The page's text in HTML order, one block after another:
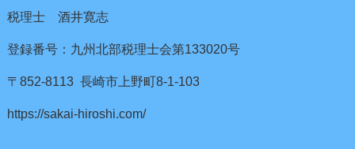
税理士 酒井寛志
登録番号：九州北部税理士会第133020号
〒852-8113 長崎市上野町8-1-103
https://sakai-hiroshi.com/